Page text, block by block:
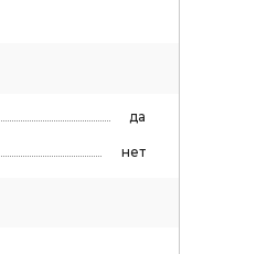
да
нет